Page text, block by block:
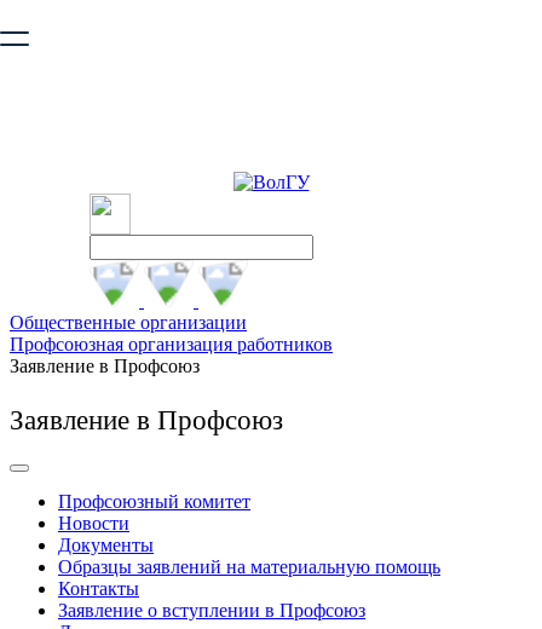
безопасную работу с сайтом. Пожалуйста
Общественные организации
Профсоюзная организация работников
Заявление в Профсоюз
Заявление в Профсоюз
Профсоюзный комитет
Новости
Документы
Образцы заявлений на материальную помощь
Контакты
Заявление о вступлении в Профсоюз